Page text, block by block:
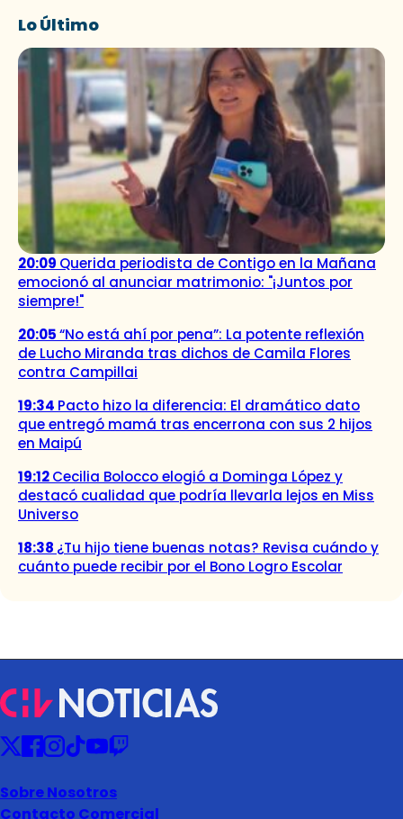
Lo Último
20:09 Querida periodista de Contigo en la Mañana
emocionó al anunciar matrimonio: "¡Juntos por
siempre!"
20:05“No está ahí por pena”: La potente reflexión
de Lucho Miranda tras dichos de Camila Flores
contra Campillai
19:34 Pacto hizo la diferencia: El dramático dato
que entregó mamá tras encerrona con sus 2 hijos
en Maipú
19:12Cecilia Bolocco elogió a Dominga López y
destacó cualidad que podría llevarla lejos en Miss
Universo
18:38 ¿Tu hijo tiene buenas notas? Revisa cuándo y
cuánto puede recibir por el Bono Logro Escolar
Sobre Nosotros
Contacto Comercial